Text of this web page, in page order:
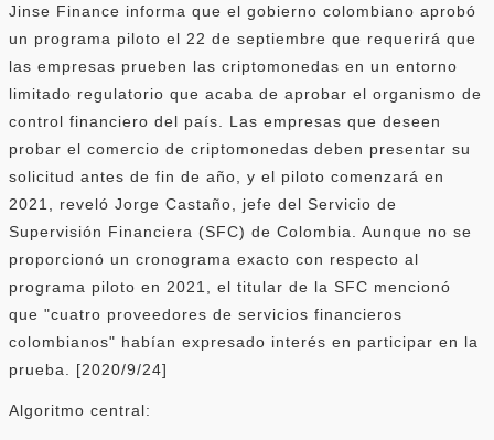
Jinse Finance informa que el gobierno colombiano aprobó
un programa piloto el 22 de septiembre que requerirá que
las empresas prueben las criptomonedas en un entorno
limitado regulatorio que acaba de aprobar el organismo de
control financiero del país. Las empresas que deseen
probar el comercio de criptomonedas deben presentar su
solicitud antes de fin de año, y el piloto comenzará en
2021, reveló Jorge Castaño, jefe del Servicio de
Supervisión Financiera (SFC) de Colombia. Aunque no se
proporcionó un cronograma exacto con respecto al
programa piloto en 2021, el titular de la SFC mencionó
que "cuatro proveedores de servicios financieros
colombianos" habían expresado interés en participar en la
prueba. [2020/9/24]
Algoritmo central: